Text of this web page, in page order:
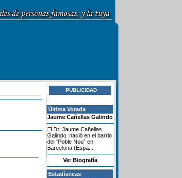
PUBLICIDAD
Última Votada
Jaume Cañellas Galindo
El Dr. Jaume Cañellas
Galindo, nació en el barrio
del “Poble Nou” en
Barcelona (Espa...
Ver Biografía
Estadísticas